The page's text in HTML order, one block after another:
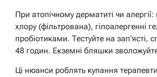
При атопічному дерматиті чи
хлору (фільтрована), гіпоалергенні
пробіотиками. Тестуйте на зап’ясті,
48 годин. Екземні бляшки
Ці нюанси роблять купання